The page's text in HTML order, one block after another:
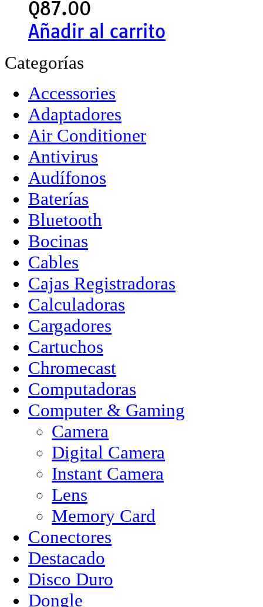
Q87.00
Añadir al carrito
Categorías
Accessories
Adaptadores
Air Conditioner
Antivirus
Audífonos
Baterías
Bluetooth
Bocinas
Cables
Cajas Registradoras
Calculadoras
Cargadores
Cartuchos
Chromecast
Computadoras
Computer & Gaming
Camera
Digital Camera
Instant Camera
Lens
Memory Card
Conectores
Destacado
Disco Duro
Dongle